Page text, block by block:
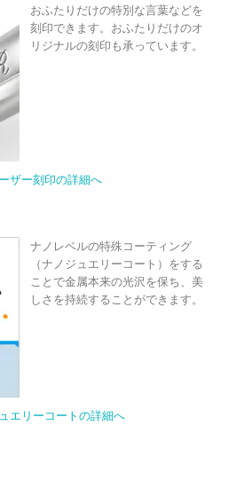
おふたりだけの特別な言葉などを
刻印できます。おふたりだけのオ
リジナルの刻印も承っています。
ザー刻印の詳細へ
ナノレベルの特殊コーティング
（ナノジュエリーコート）をする
ことで金属本来の光沢を保ち、美
しさを持続することができます。
エリーコートの詳細へ